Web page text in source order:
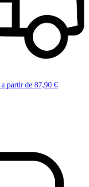
a partir de 87,90 €